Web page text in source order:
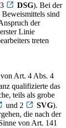
DSG). Bei der
Beweismittels sind
der
Linie
treten
Art. 4 Abs. 4
qualifizierte das
teils als grobe
und 2 SVG).
die nach der
von Art. 141